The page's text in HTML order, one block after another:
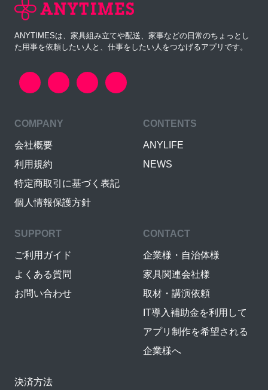
ANYTIMESは、家具組み立てや配送、家事などの日常のちょっとし
た用事を依頼したい人と、仕事をしたい人をつなげるアプリです。
COMPANY
会社概要
利用規約
特定商取引に基づく表記
個人情報保護方針
CONTENTS
ANYLIFE
NEWS
SUPPORT
ご利用ガイド
よくある質問
お問い合わせ
CONTACT
企業様・自治体様
家具関連会社様
取材・講演依頼
IT導入補助金を利用して
アプリ制作を希望される
企業様へ
決済方法